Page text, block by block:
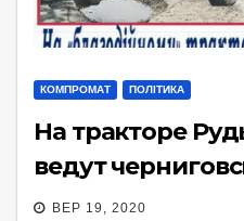
КОМПРОМАТ ПОЛІТИКА
На тракторе
ведут
ВЕР 19, 2020